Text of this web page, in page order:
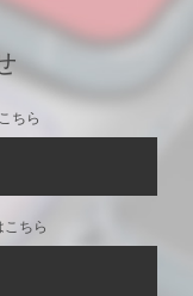
ちら
ちら